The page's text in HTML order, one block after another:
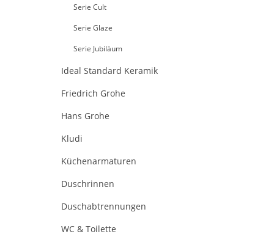
Serie Cult
Serie Glaze
Serie Jubiläum
Ideal Standard Keramik
Friedrich Grohe
Hans Grohe
Kludi
Küchenarmaturen
Duschrinnen
Duschabtrennungen
WC & Toilette